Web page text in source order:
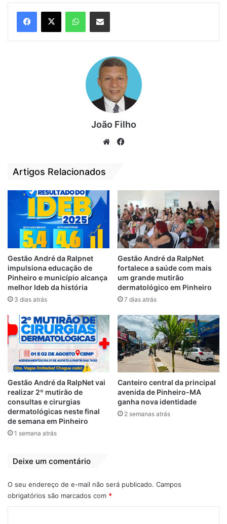
incluindo lideranças políticas de todas as
regiões do estado, em especial do Baixo
Parnaíba. Além disso, os encontros estão
ideologias. Esse é o segundo evento
realizado. O primeiro aconteceu em
Imperatriz-MA, cidade natal do Senador.
Nos encontros, participam prefeitos, vice-
prefeitos, ex-prefeitos, vereadores, ex-
vereadores, deputados estaduais e
políticas de varados partidos do Maranhão.
Durante o encontro, mediante ao grande
público, o senador Weverton agradeceu a
presença de todos e reforçou a
necessidade de correr o estado para ouvir a
população, com o objetivo de buscar
soluções para os problemas que mais
afligem os maranhenses.
“Aquela inquietação que eu tinha na época
que preciso continuar lutando para fazer a
diferença, para fazer as coisas melhorarem.
Eu não acredito em quem não tem
capacidade de sonhar, eu continuo tendo”,
disse Weverton.
O presidente do PDT e presidente da
Federação dos Municípios do Estado do
Maranhão, Erlânio Xavier, também reforçou
com as pessoas de todo o Maranhão para
saber os problemas e pensar as soluções”,
explicou Xavier.
João Filho
We
Artigos Relacionados
Gestão André da Ralpnet
impulsiona educação de
Pinheiro e município alcança
melhor Ideb da história
3 dias atrás
Gestão André da RalpNet
fortalece a saúde com mais
um grande mutirão
dermatológico em Pinheiro
7 dias atrás
Gestão André da RalpNet vai
realizar 2º mutirão de
consultas e cirurgias
dermatológicas neste final
de semana em Pinheiro
1 semana atrás
Canteiro central da principal
avenida de Pinheiro-MA
ganha nova identidade
2 semanas atrás
Deixe um comentário
O seu endereço de e-mail não será publicado. Campos
obrigatórios são marcados com *